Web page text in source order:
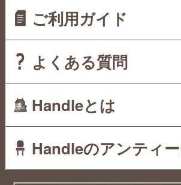
ご利用ガイド
よくある質問
Handleとは
Handleのアンティ